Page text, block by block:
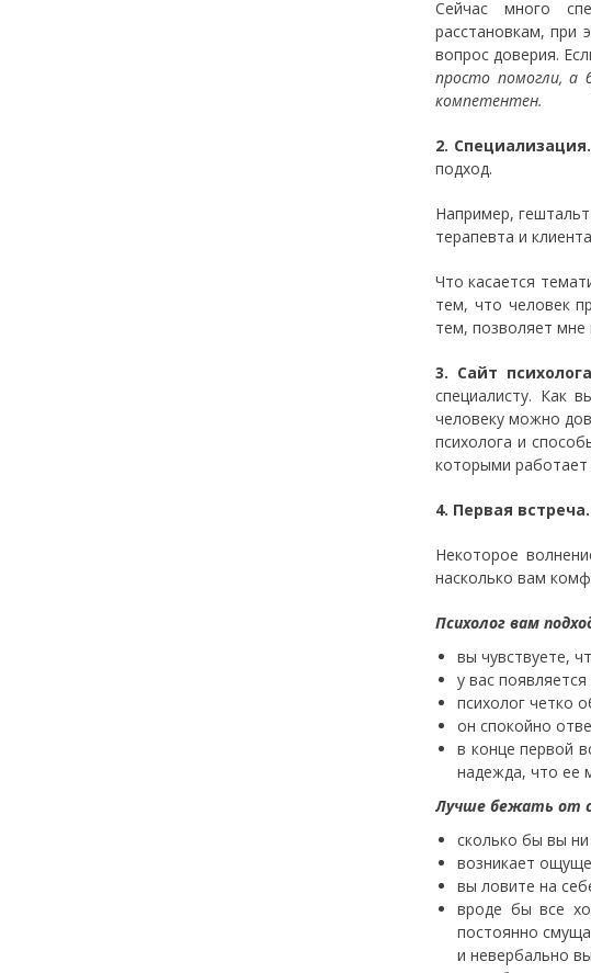
Сейчас много
расстановкам, при
вопрос доверия.
просто помогли, а
компетентен.
2.
подход.
Например,
терапевта и
Что касается
тем, что человек
тем, позволяет
3. Сайт
специалисту. Как
человеку можно
психолога и
которыми работает
4. Первая встреча.
Некоторое
насколько вам
Психолог вам
вы чувствуете,
у вас
психолог четко
он спокойно
в конце первой
надежда, что ее
Лучше бежать от
сколько бы вы
возникает
вы ловите на
вроде бы все
постоянно
и невербально